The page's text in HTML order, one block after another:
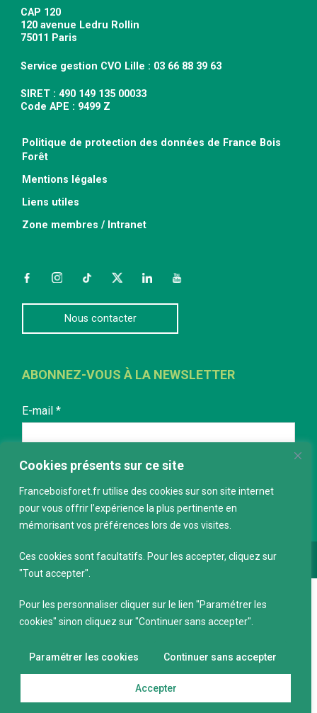
Cookies présents sur ce site
Franceboisforet.fr utilise des cookies sur son site internet
pour vous offrir l’expérience la plus pertinente en
mémorisant vos préférences lors de vos visites.
Ces cookies sont facultatifs. Pour les accepter, cliquez sur
"Tout accepter".
Pour les personnaliser cliquer sur le lien "Paramétrer les
cookies" sinon cliquez sur "Continuer sans accepter".
Paramétrer les cookies Continuer sans accepter
Accepter
CAP 120
120 avenue Ledru Rollin
75011 Paris
Service gestion CVO Lille : 03 66 88 39 63
SIRET : 490 149 135 00033
Code APE : 9499 Z
Politique de protection des données de France Bois
Forêt
Mentions légales
Liens utiles
Zone membres / Intranet
FacebookInstagramTikTokTwitterLinkedInYouTube
Nous contacter
ABONNEZ-VOUS À LA NEWSLETTER
E-mail *
Conception :keepdesign.fr